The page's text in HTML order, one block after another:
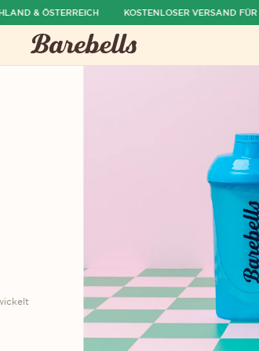
& ÖSTERREICH KOSTENLOSER VERSAND FÜR